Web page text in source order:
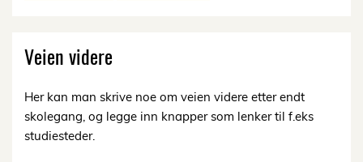
Veien videre
Her kan man skrive noe om veien videre etter endt
skolegang, og legge inn knapper som lenker til f.eks
studiesteder.